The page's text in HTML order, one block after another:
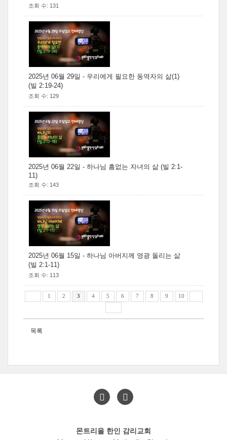
조회 수: 131
2025년 06월 29일 - 우리에게 필요한 동역자의 삶(1)
(빌 2:19-24)
조회 수: 129
2025년 06월 22일 - 하나님 흠없는 자녀의 삶 (빌 2:1-
11)
조회 수: 143
2025년 06월 15일 - 하나님 아버지께 영광 돌리는 삶
(빌 2:1-11)
조회 수: 113
1 2 3 4 5 6 7 8 9 10
목록
몬트리올 한인 감리교회